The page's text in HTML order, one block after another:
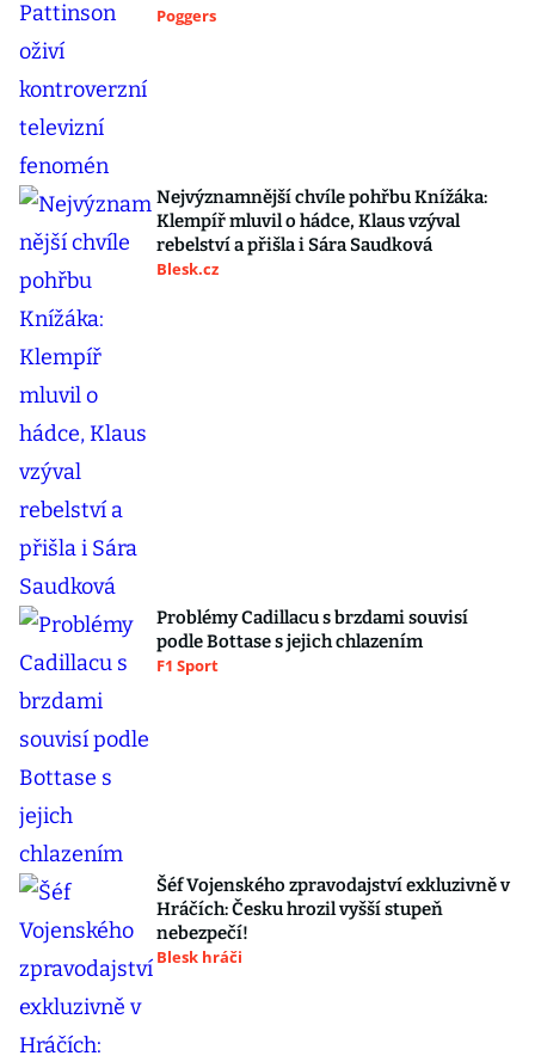
Poggers
Nejvýznamnější chvíle pohřbu Knížáka:
Klempíř mluvil o hádce, Klaus vzýval
rebelství a přišla i Sára Saudková
Blesk.cz
Problémy Cadillacu s brzdami souvisí
podle Bottase s jejich chlazením
F1 Sport
Šéf Vojenského zpravodajství exkluzivně v
Hráčích: Česku hrozil vyšší stupeň
nebezpečí!
Blesk hráči